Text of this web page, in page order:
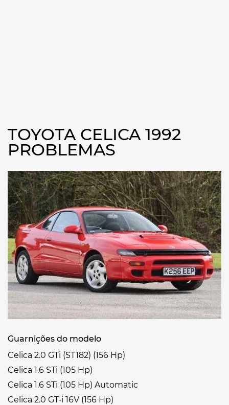
TOYOTA CELICA 1992
PROBLEMAS
Guarnições do modelo
Celica 2.0 GTi (ST182) (156 Hp)
Celica 1.6 STi (105 Hp)
Celica 1.6 STi (105 Hp) Automatic
Celica 2.0 GT-i 16V (156 Hp)